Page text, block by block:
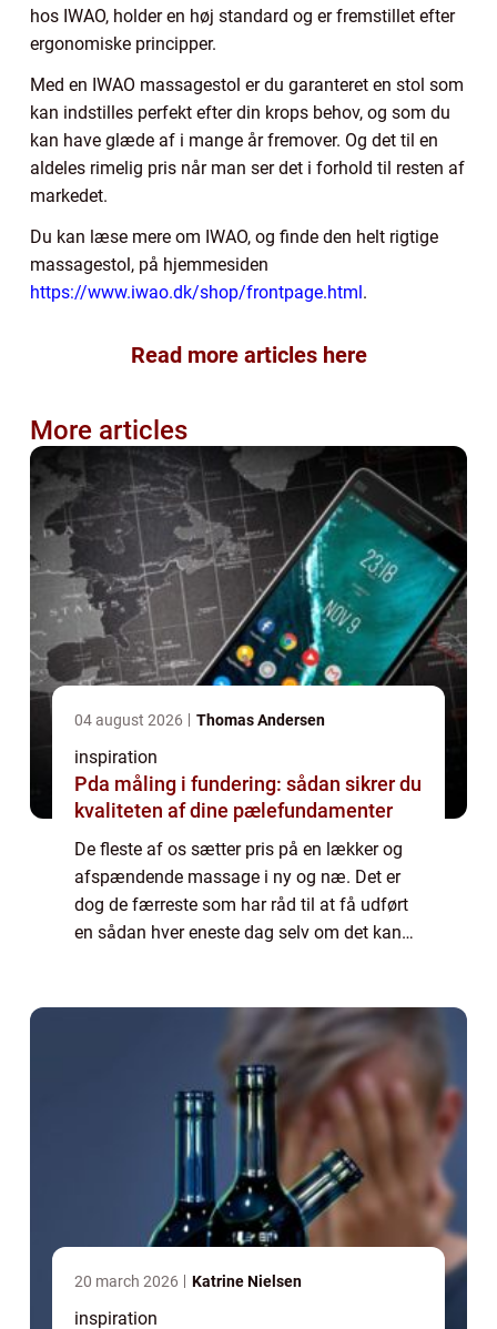
hos IWAO, holder en høj standard og er fremstillet efter
ergonomiske principper.
Med en IWAO massagestol er du garanteret en stol som
kan indstilles perfekt efter din krops behov, og som du
kan have glæde af i mange år fremover. Og det til en
aldeles rimelig pris når man ser det i forhold til resten af
markedet.
Du kan læse mere om IWAO, og finde den helt rigtige
massagestol, på hjemmesiden
https://www.iwao.dk/shop/frontpage.html.
Read more articles here
More articles
04 august 2026 Thomas Andersen
inspiration
Pda måling i fundering: sådan sikrer du
kvaliteten af dine pælefundamenter
De fleste af os sætter pris på en lækker og
afspændende massage i ny og næ. Det er
dog de færreste som har råd til at få udført
en sådan hver eneste dag selv om det kan
20 march 2026 Katrine Nielsen
inspiration